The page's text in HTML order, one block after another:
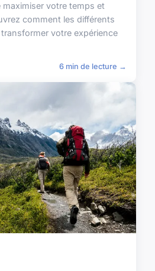
maximiser votre temps et
comment les différents
votre expérience
6 min de lecture →